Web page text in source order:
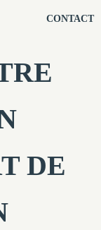
CONTACT
DE